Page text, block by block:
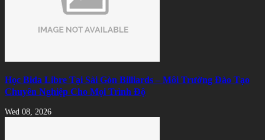
Học Bida Libre Tại Sài Gòn Billiards – Môi Trường Đào Tạo
Chuyên Nghiệp Cho Mọi Trình Độ
Wed 08, 2026